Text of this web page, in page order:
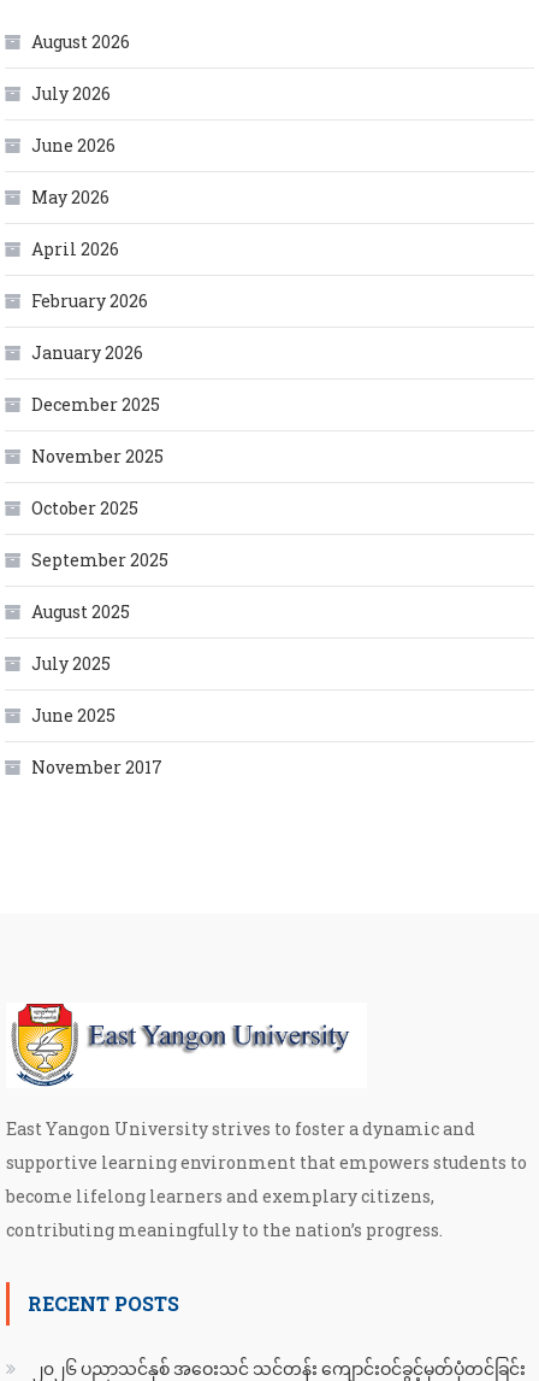
August 2026
July 2026
June 2026
May 2026
April 2026
February 2026
January 2026
December 2025
November 2025
October 2025
September 2025
August 2025
July 2025
June 2025
November 2017
East Yangon University strives to foster a dynamic and
supportive learning environment that empowers students to
become lifelong learners and exemplary citizens,
contributing meaningfully to the nation’s progress.
RECENT POSTS
၂၀၂၆ ပညာသင်နှစ် အဝေးသင် သင်တန်း ကျောင်းဝင်ခွင့်မှတ်ပုံတင်ခြင်း